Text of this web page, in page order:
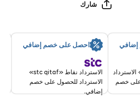
شارك
خصم
احصل على خصم إضافي
الاسترداد نقاط «stc qitaf»
الاسترداد للحصول على خصم
إضافي.